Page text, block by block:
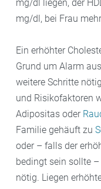
mg/dl liegen, der
mg/dl, bei Frau
Ein erhöhter
Grund um Alarm
weitere Schritte
und Risikofaktoren
Adipositas oder
Familie gehäuft zu
oder – falls der
bedingt sein sollte
nötig. Liegen